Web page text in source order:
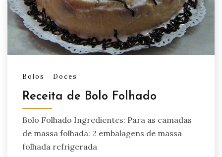
Bolos Doces
Receita de Bolo Folhado
Bolo Folhado Ingredientes: Para as camadas
de massa folhada: 2 embalagens de massa
folhada refrigerada